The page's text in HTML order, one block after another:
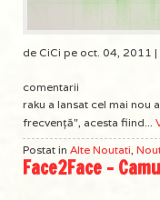
de CiCi pe oct. 04, 2011 |
comentarii
raku a lansat cel mai nou
frecvenţă", acesta fiind...
Postat in Alte Noutati,
Face2Face –